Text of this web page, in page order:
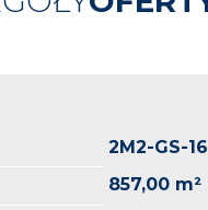
2M2-GS-
857,00 m²